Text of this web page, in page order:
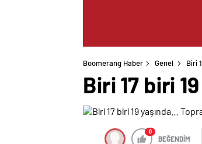
Boomerang Haber Genel Biri
Biri 17 biri
0
BEĞENDİM